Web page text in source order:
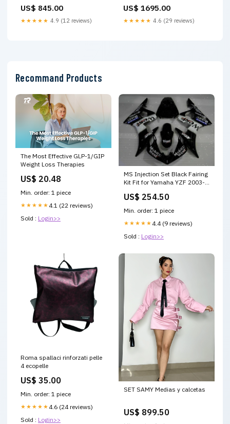
US$ 845.00
★★★★★ 4.9 (12 reviews)
US$ 1695.00
★★★★★ 4.6 (29 reviews)
Recommand Products
The Most Effective GLP-1/GIP
Weight Loss Therapies
US$ 20.48
Min. order: 1 piece
★★★★★ 4.1 (22 reviews)
Sold : Login>>
MS Injection Set Black Fairing
Kit Fit for Yamaha YZF 2003-
ZX-10R
US$ 254.50
Min. order: 1 piece
★★★★★ 4.4 (9 reviews)
Sold : Login>>
Roma spallaci rinforzati pelle
4 ecopelle
US$ 35.00
Min. order: 1 piece
★★★★★ 4.6 (24 reviews)
Sold : Login>>
SET SAMY Medias y calcetas
US$ 899.50